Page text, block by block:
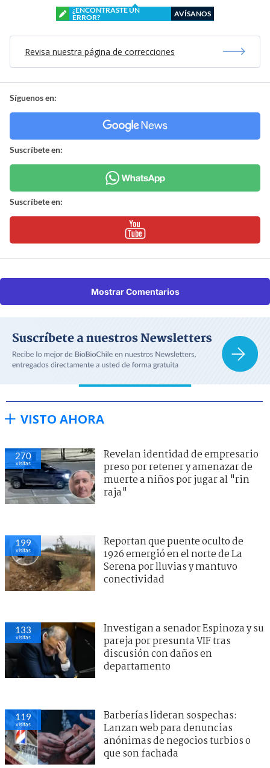
¿ENCONTRASTE UN
ERROR?
AVÍSANOS
Revisa nuestra página de correcciones
Síguenos en:
Suscríbete en:
Suscríbete en:
Mostrar Comentarios
VISTO AHORA
270
visitas
Revelan identidad de empresario
preso por retener y amenazar de
muerte a niños por jugar al "rin
raja"
199
visitas
Reportan que puente oculto de
1926 emergió en el norte de La
Serena por lluvias y mantuvo
conectividad
133
visitas
Investigan a senador Espinoza y su
pareja por presunta VIF tras
discusión con daños en
departamento
119
visitas
Barberías lideran sospechas:
Lanzan web para denuncias
anónimas de negocios turbios o
que son fachada